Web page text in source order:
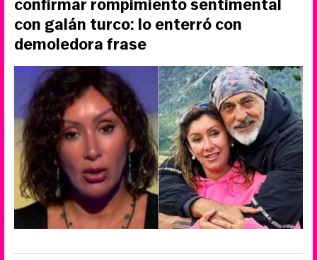
confirmar rompimiento sentimental
con galán turco: lo enterró con
demoledora frase